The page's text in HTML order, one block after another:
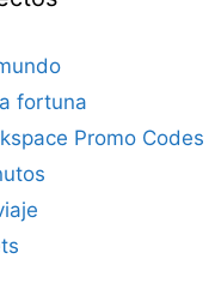
fortuna
Promo Codes